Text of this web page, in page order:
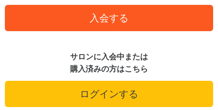
入会する
サロンに入会中または
購入済みの方はこちら
ログインする